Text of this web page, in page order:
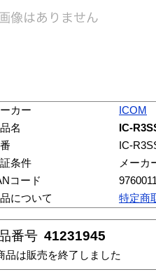
ーカー
ICOM
名
IC-
IC-
条件
メーカ
コード
について
特定商
番号 41231945
品は販売を終了しました